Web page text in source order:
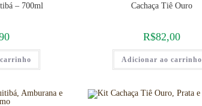
– 700ml Cachaça Tiê Ouro
R$82,00
Adicionar ao carrinho